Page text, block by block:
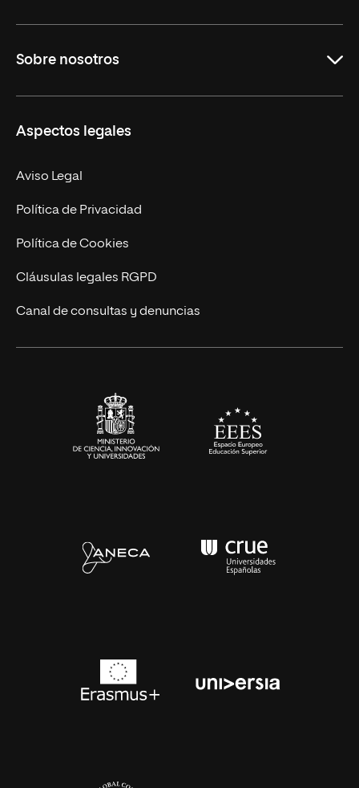
Másteres Oficiales
Másteres Propios
Doctorados
Experto Universitario
Postgrados
Cursos Universitarios
Sobre nosotros
Facultades
Nuestro Equipo
Trabaja en UNIR
Actualidad
UNIR Revista
Eventos
Aspectos legales
Aviso Legal
Política de Privacidad
Política de Cookies
Cláusulas legales RGPD
Canal de consultas y denuncias